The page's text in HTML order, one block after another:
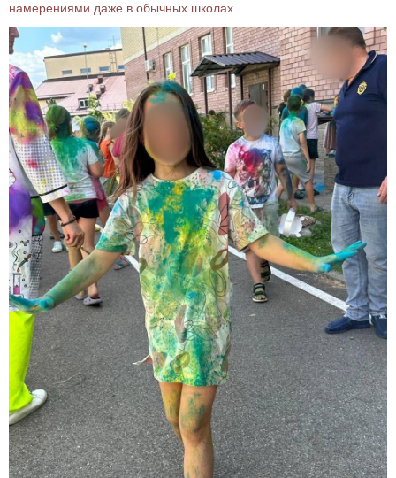
намерениями даже в обычных школах.